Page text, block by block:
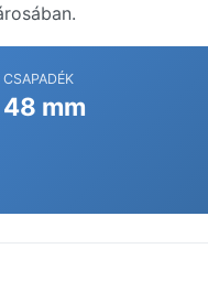
CSAPADÉK
48 mm